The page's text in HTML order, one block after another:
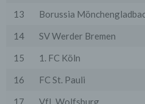
13
Borussia
14
SV Werder Bremen
15
1. FC Köln
16
FC St. Pauli
17
VfL Wolfsburg
Wir übermitteln die Daten
wenn dies für
an einen
Zwecke, wenn diese
vertraglichen Verpflichtungen
zu erfüllen (z.B.
Bei der Kontaktaufnahme